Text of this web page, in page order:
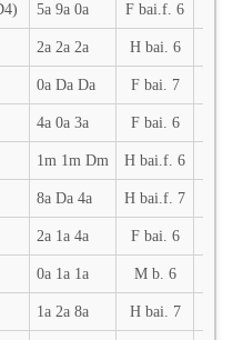
5a 9a 0a F bai.f. 6
2a 2a 2a H bai. 6
0a Da Da F bai. 7
4a 0a 3a F bai. 6
1m 1m Dm H bai.f. 6
8a Da 4a H bai.f. 7
2a 1a 4a F bai. 6
0a 1a 1a M b. 6
1a 2a 8a H bai. 7